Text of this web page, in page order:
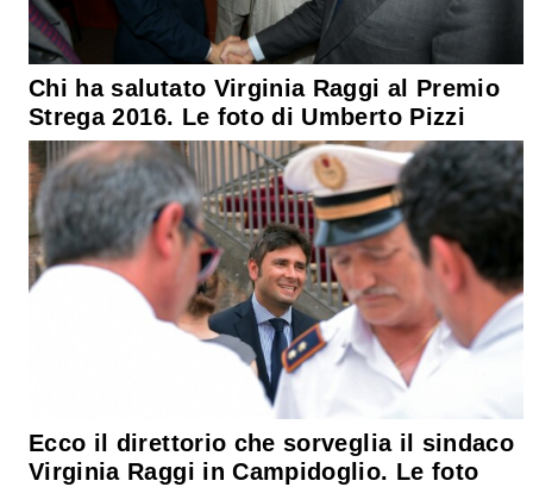
Chi ha salutato Virginia Raggi al Premio
Strega 2016. Le foto di Umberto Pizzi
Ecco il direttorio che sorveglia il sindaco
Virginia Raggi in Campidoglio. Le foto